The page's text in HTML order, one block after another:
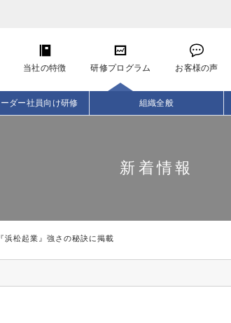
当社の特徴 研修プログラム お客様の声
ダー社員向け研修 組織全般
新着情報
浜松起業』強さの秘訣に掲載